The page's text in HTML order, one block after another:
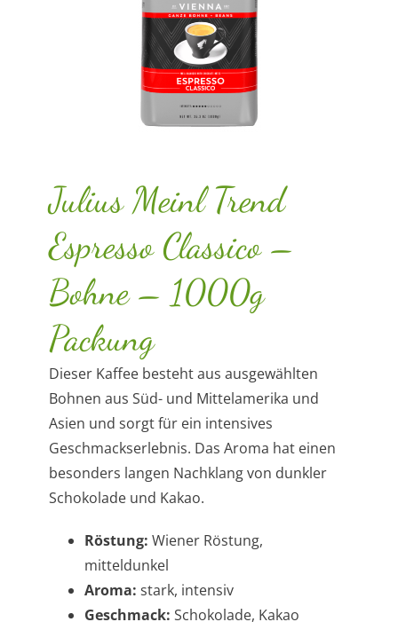
Julius Meinl Trend
Espresso Classico –
Bohne – 1000g
Packung
Dieser Kaffee besteht aus ausgewählten
Bohnen aus Süd- und Mittelamerika und
Asien und sorgt für ein intensives
Geschmackserlebnis. Das Aroma hat einen
besonders langen Nachklang von dunkler
Schokolade und Kakao.
Röstung: Wiener Röstung,
mitteldunkel
Aroma: stark, intensiv
Geschmack: Schokolade, Kakao